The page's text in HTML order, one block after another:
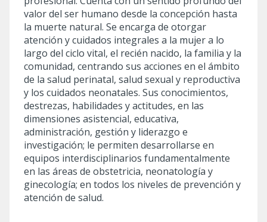
valor del ser humano desde la concepción hasta
la muerte natural. Se encarga de otorgar
atención y cuidados integrales a la mujer a lo
largo del ciclo vital, el recién nacido, la familia y la
comunidad, centrando sus acciones en el ámbito
de la salud perinatal, salud sexual y reproductiva
y los cuidados neonatales. Sus conocimientos,
destrezas, habilidades y actitudes, en las
dimensiones asistencial, educativa,
administración, gestión y liderazgo e
investigación; le permiten desarrollarse en
equipos interdisciplinarios fundamentalmente
en las áreas de obstetricia, neonatología y
ginecología; en todos los niveles de prevención y
atención de salud.